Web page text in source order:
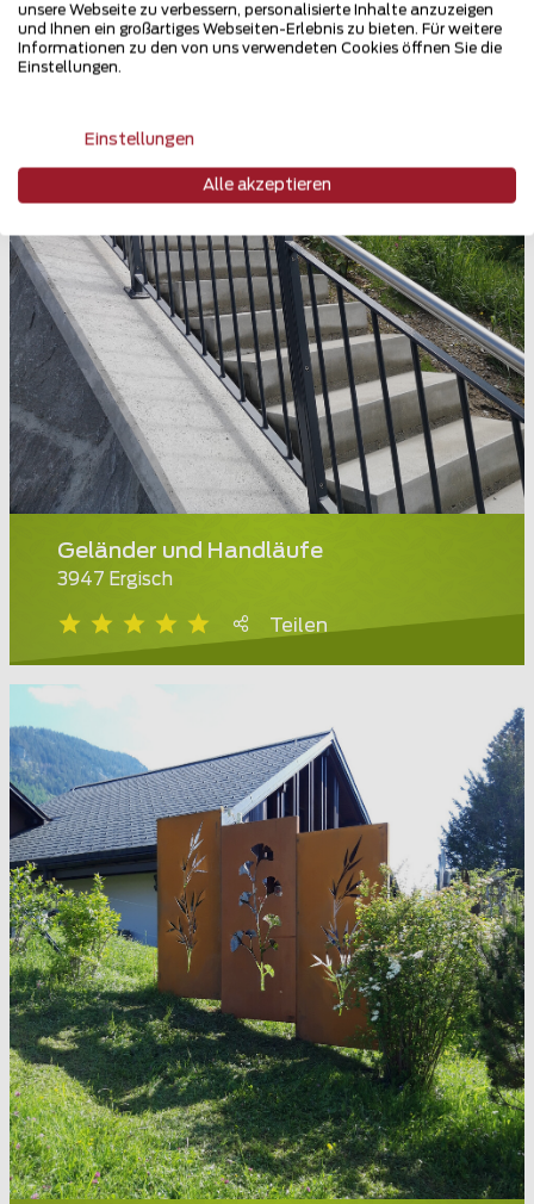
Geländer und Handläufe
3947 Ergisch
Teilen
unsere Webseite zu verbessern, personalisierte Inhalte anzuzeigen
und Ihnen ein großartiges Webseiten-Erlebnis zu bieten. Für weitere
Informationen zu den von uns verwendeten Cookies öffnen Sie die
Einstellungen.
Einstellungen
Alle akzeptieren